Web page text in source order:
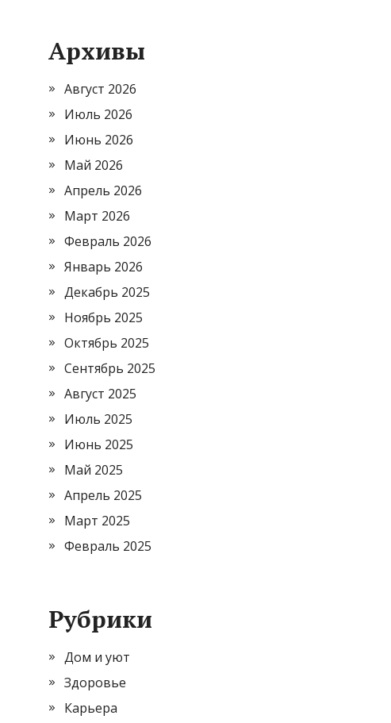
Архивы
Август 2026
Июль 2026
Июнь 2026
Май 2026
Апрель 2026
Март 2026
Февраль 2026
Январь 2026
Декабрь 2025
Ноябрь 2025
Октябрь 2025
Сентябрь 2025
Август 2025
Июль 2025
Июнь 2025
Май 2025
Апрель 2025
Март 2025
Февраль 2025
Рубрики
Дом и уют
Здоровье
Карьера